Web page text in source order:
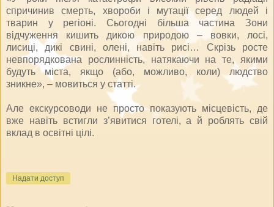
спричинив смерть, хвороби і мутації серед людей і
тварин у регіоні. Сьогодні більша частина Зони
відчуження кишить дикою природою – вовки, лосі,
лисиці, дикі свині, олені, навіть рисі… Скрізь росте
невпорядкована рослинність, натякаючи на те, якими
будуть міста, якщо (або, можливо, коли) людство
зникне», – мовиться у статті.
Але екскурсоводи не просто показують місцевість, де
вже навіть встигли з’явитися готелі, а й роблять свій
вклад в освітні цілі.
Надати доступ